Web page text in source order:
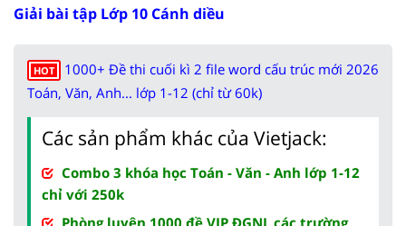
Giải bài tập Lớp 10 Cánh diều
HOT
1000+ Đề thi cuối kì 2 file word cấu trúc mới 2026
Toán, Văn, Anh... lớp 1-12 (chỉ từ 60k)
Các sản phẩm khác của Vietjack:
Combo 3 khóa học Toán - Văn - Anh lớp 1-12
chỉ với 250k
Phòng luyện 1000 đề VIP ĐGNL các trường